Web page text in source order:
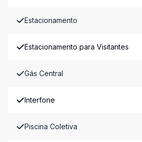
Estacionamento
Estacionamento para Visitantes
Gás Central
Interfone
Piscina Coletiva